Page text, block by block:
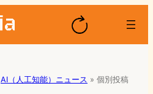
AI（人工知能）ニュース » 個別投稿